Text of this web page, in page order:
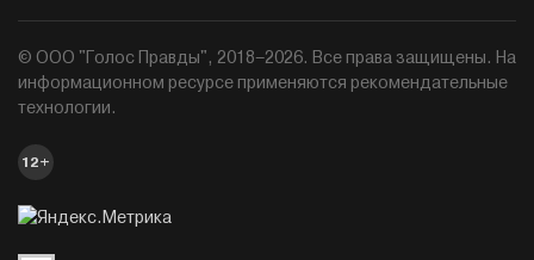
© ООО "Голос Правды", 2018–2026. Все права защищены. На
информационном ресурсе применяются рекомендательные
технологии.
12+